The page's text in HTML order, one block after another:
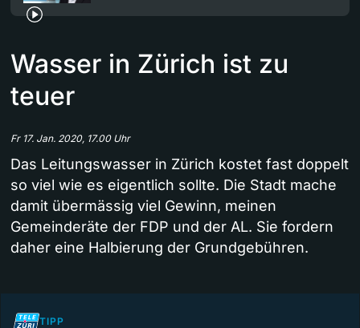
Wasser in Zürich ist zu
teuer
Fr 17. Jan. 2020, 17.00 Uhr
Das Leitungswasser in Zürich kostet fast doppelt
so viel wie es eigentlich sollte. Die Stadt mache
damit übermässig viel Gewinn, meinen
Gemeinderäte der FDP und der AL. Sie fordern
daher eine Halbierung der Grundgebühren.
TIPP